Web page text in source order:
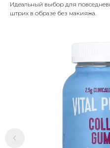
Идеальный выбор для
штрих в образе без макияжа.
в наличии